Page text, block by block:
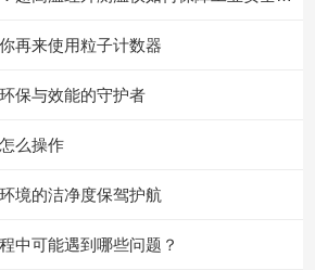
再来使用粒子计数器
保与效能的守护者
么操作
境的洁净度保驾护航
中可能遇到哪些问题？